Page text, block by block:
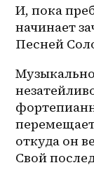
И, пока
начинает
Песней
откуда он
Свой